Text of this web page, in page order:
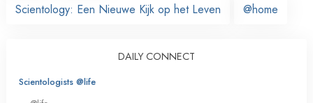
Scientology: Een Nieuwe Kijk op het Leven @home
DAILY CONNECT
Scientologists @life